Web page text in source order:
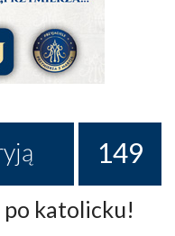
149
katolicku!